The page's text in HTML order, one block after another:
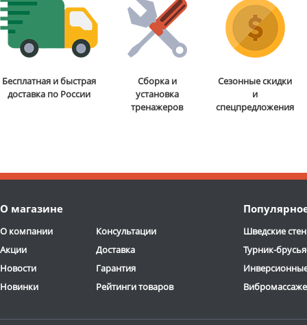
Бесплатная и быстрая
доставка по России
Сборка и
установка
тренажеров
Сезонные скидки
и
спецпредложения
О магазине
О компании
Акции
Новости
Новинки
Консультации
Доставка
Гарантия
Рейтинги товаров
Шведские
Турник-